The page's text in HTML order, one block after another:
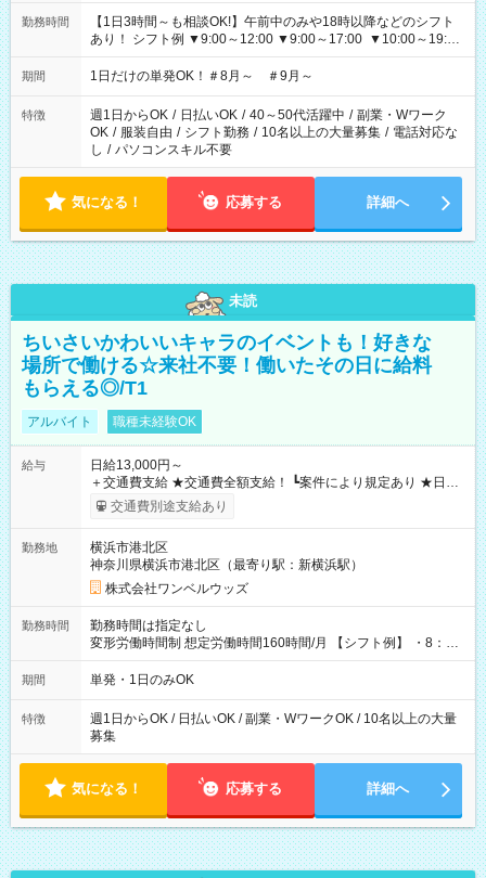
勤務時間
【1日3時間～も相談OK!】午前中のみや18時以降などのシフト
あり！ シフト例 ▼9:00～12:00 ▼9:00～17:00 ▼10:00～19:00
▼18:00～21:00
期間 1日だけの単発OK！＃8月～ ＃9月～
特徴 週1日からOK / 日払いOK / 40～50代活躍中 / 副業・Wワーク
OK / 服装自由 / シフト勤務 / 10名以上の大量募集 / 電話対応な
し / パソコンスキル不要
気になる！ 応募する 詳細へ
未読
ちいさいかわいいキャラのイベントも！好きな
場所で働ける☆来社不要！働いたその日に給料
もらえる◎/T1
アルバイト 職種未経験OK
給与
日給13,000円～
＋交通費支給 ★交通費全額支給！ ┗案件により規定あり ★日払
いOK！（規定あり） ┗働いたその日に現金GET♪ お仕事後はコ
ンビニATMから 日払い分を引き落とせます！ 【試用期間】試
交通費別途支給あり
勤務地
横浜市港北区
神奈川県横浜市港北区（最寄り駅：新横浜駅）
株式会社ワンベルウッズ
勤務時間
勤務時間は指定なし
変形労働時間制 想定労働時間160時間/月 【シフト例】 ・8：00
～21：00
期間 単発・1日のみOK
特徴
週1日からOK / 日払いOK / 副業・WワークOK / 10名以上の大量
募集
気になる！ 応募する 詳細へ